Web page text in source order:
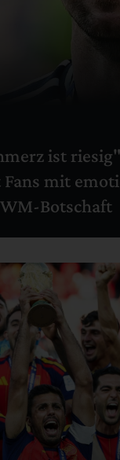
ist
mit
WM-Botschaft